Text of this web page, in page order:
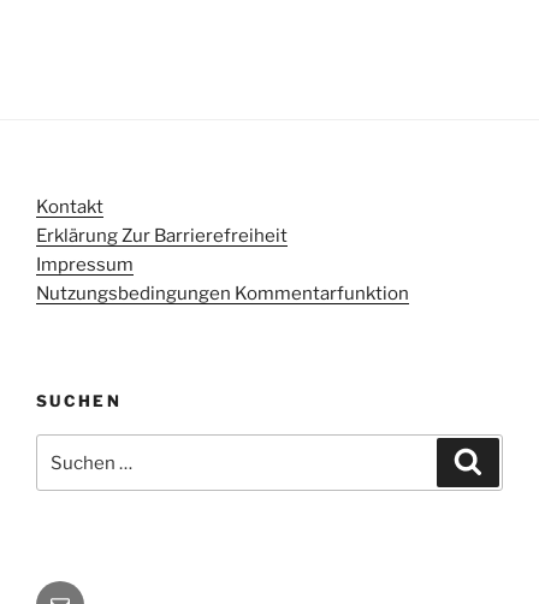
Kontakt
Erklärung Zur Barrierefreiheit
Impressum
Nutzungsbedingungen Kommentarfunktion
SUCHEN
nach:
E-